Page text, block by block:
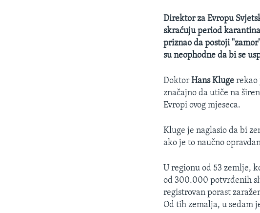
Direktor za Evropu
skraćuju period
priznao da postoji
su neophodne da bi se
DoktorHans Kluge rekao
značajno da utiče na
Evropi ovog mjeseca.
Kluge je naglasio da bi
ako je to naučno
U regionu od 53 zemlje,
od 300.000 potvrđenih
registrovan porast
Od tih zemalja, u sedam